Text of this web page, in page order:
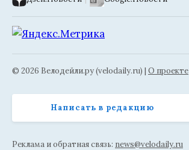
© 2026 Велодейли.ру (velodaily.ru) | О проекте
Написать в редакцию
Реклама и обратная связь: news@velodaily.ru